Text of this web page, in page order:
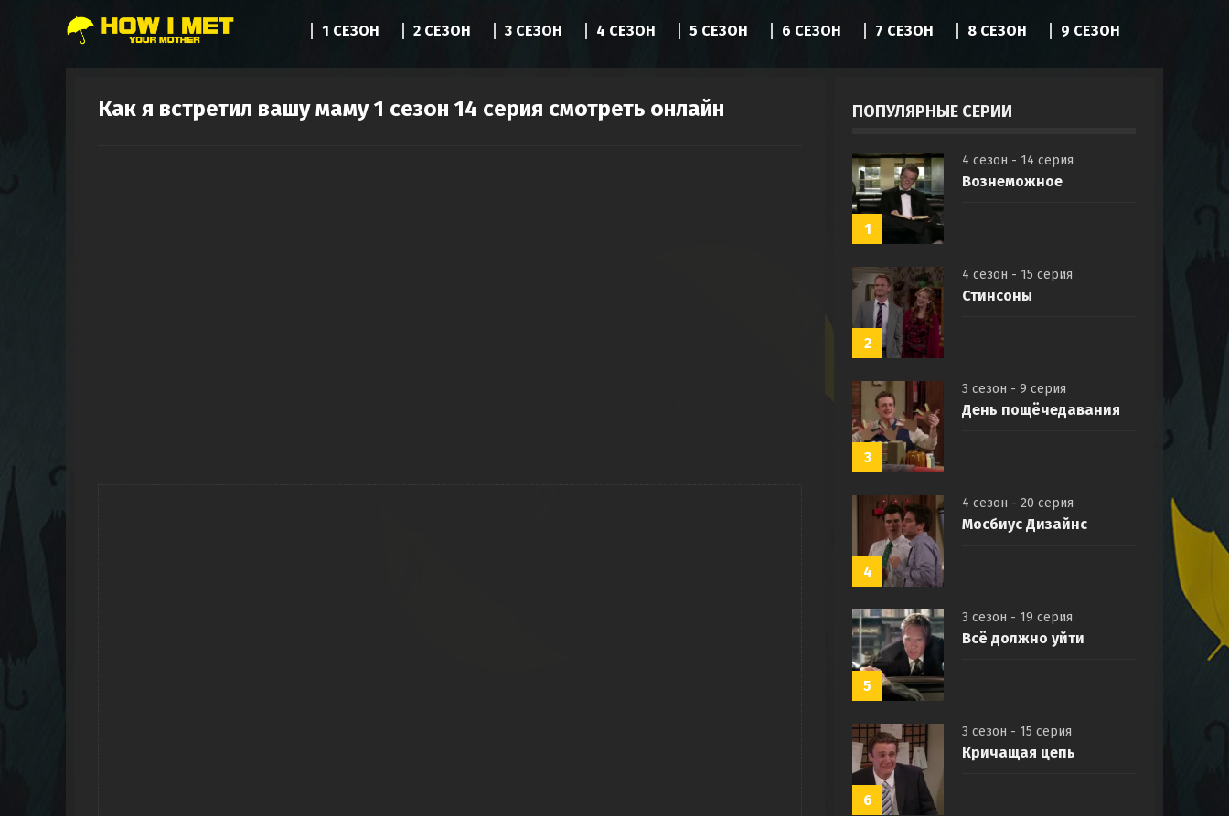
1 СЕЗОН 2 СЕЗОН 3 СЕЗОН 4 СЕЗОН 5 СЕЗОН 6 СЕЗОН 7 СЕЗОН 8 СЕЗОН 9 СЕЗОН
Как я встретил вашу маму 1 сезон 14 серия смотреть онлайн ПОПУЛЯРНЫЕ СЕРИИ
1
4 сезон - 14 серия
Вознеможное
2
4 сезон - 15 серия
Стинсоны
3
3 сезон - 9 серия
День пощёчедавания
4
4 сезон - 20 серия
Мосбиус Дизайнс
5
3 сезон - 19 серия
Всё должно уйти
6
3 сезон - 15 серия
Кричащая цепь